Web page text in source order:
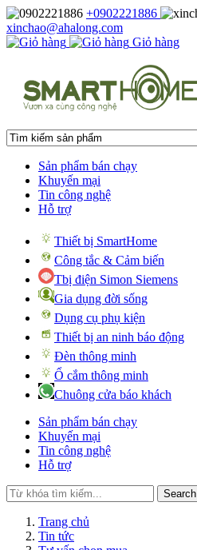
+0902221886
xinchao@ahalong.com
Giỏ hàng
Sản phẩm bán chạy
Khuyến mại
Tin công nghệ
Hỗ trợ
Thiết bị SmartHome
Công tắc & Cảm biến
Tbị điện Simon Siemens
Gia dụng đời sống
Dụng cụ phụ kiện
Thiết bị an ninh báo động
Đèn thông minh
Ổ cắm thông minh
Chuông cửa báo khách
Sản phẩm bán chạy
Khuyến mại
Tin công nghệ
Hỗ trợ
Search
Trang chủ
Tin tức